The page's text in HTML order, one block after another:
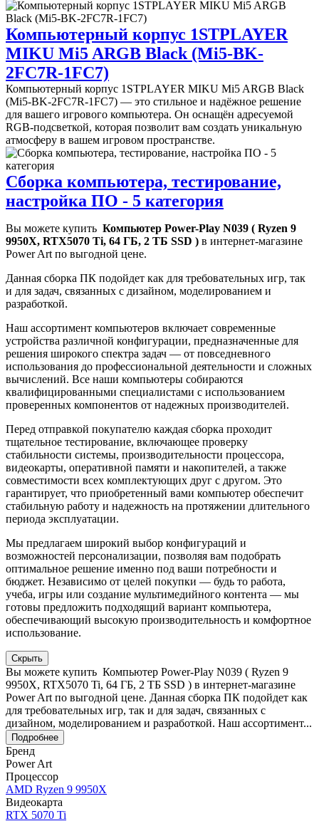
Компьютерный корпус 1STPLAYER
MIKU Mi5 ARGB Black (Mi5-BK-
2FC7R-1FC7)
Компьютерный корпус 1STPLAYER MIKU Mi5 ARGB Black
(Mi5-BK-2FC7R-1FC7) — это стильное и надёжное решение
для вашего игрового компьютера. Он оснащён адресуемой
RGB-подсветкой, которая позволит вам создать уникальную
атмосферу в вашем игровом пространстве.
Сборка компьютера, тестирование,
настройка ПО - 5 категория
Вы можете купить Компьютер Power-Play N039 ( Ryzen 9
9950X, RTX5070 Ti, 64 ГБ, 2 ТБ SSD ) в интернет-магазине
Power Art по выгодной цене.
Данная сборка ПК подойдет как для требовательных игр, так
и для задач, связанных с дизайном, моделированием и
разработкой.
Наш ассортимент компьютеров включает современные
устройства различной конфигурации, предназначенные для
решения широкого спектра задач — от повседневного
использования до профессиональной деятельности и сложных
вычислений. Все наши компьютеры собираются
квалифицированными специалистами с использованием
проверенных компонентов от надежных производителей.
Перед отправкой покупателю каждая сборка проходит
тщательное тестирование, включающее проверку
стабильности системы, производительности процессора,
видеокарты, оперативной памяти и накопителей, а также
совместимости всех комплектующих друг с другом. Это
гарантирует, что приобретенный вами компьютер обеспечит
стабильную работу и надежность на протяжении длительного
периода эксплуатации.
Мы предлагаем широкий выбор конфигураций и
возможностей персонализации, позволяя вам подобрать
оптимальное решение именно под ваши потребности и
бюджет. Независимо от целей покупки — будь то работа,
учеба, игры или создание мультимедийного контента — мы
готовы предложить подходящий вариант компьютера,
обеспечивающий высокую производительность и комфортное
использование.
Скрыть
Вы можете купить Компьютер Power-Play N039 ( Ryzen 9
9950X, RTX5070 Ti, 64 ГБ, 2 ТБ SSD ) в интернет-магазине
Power Art по выгодной цене. Данная сборка ПК подойдет как
для требовательных игр, так и для задач, связанных с
дизайном, моделированием и разработкой. Наш ассортимент...
Подробнее
Бренд
Power Art
Процессор
AMD Ryzen 9 9950X
Видеокарта
RTX 5070 Ti